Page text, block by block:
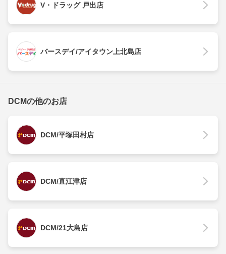
V・ドラッグ 戸出店
バースデイ/アイタウン上北島店
DCMの他のお店
DCM/平塚田村店
DCM/直江津店
DCM/21大島店